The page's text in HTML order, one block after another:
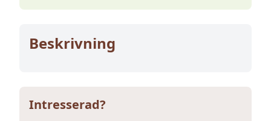
Beskrivning
Intresserad?